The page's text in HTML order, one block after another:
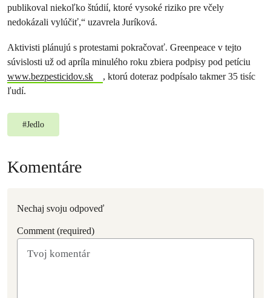
publikoval niekoľko štúdií, ktoré vysoké riziko pre včely
nedokázali vylúčiť,“ uzavrela Juríková.
Aktivisti plánujú s protestami pokračovať. Greenpeace v tejto
súvislosti už od apríla minulého roku zbiera podpisy pod petíciu
www.bezpesticidov.sk
, ktorú doteraz podpísalo takmer 35 tisíc
ľudí.
#Jedlo
Komentáre
Nechaj svoju odpoveď
Comment (required)